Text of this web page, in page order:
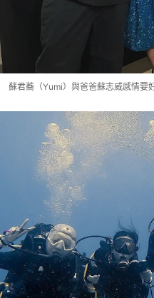
蘇君蕎（Yumi）與爸爸蘇志威感情要